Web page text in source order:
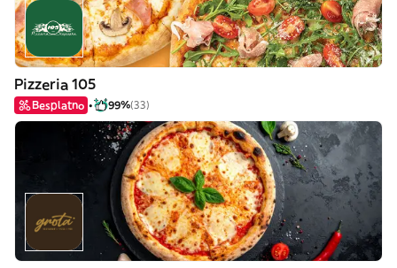
Pizzeria 105
Besplatno 99%(33)